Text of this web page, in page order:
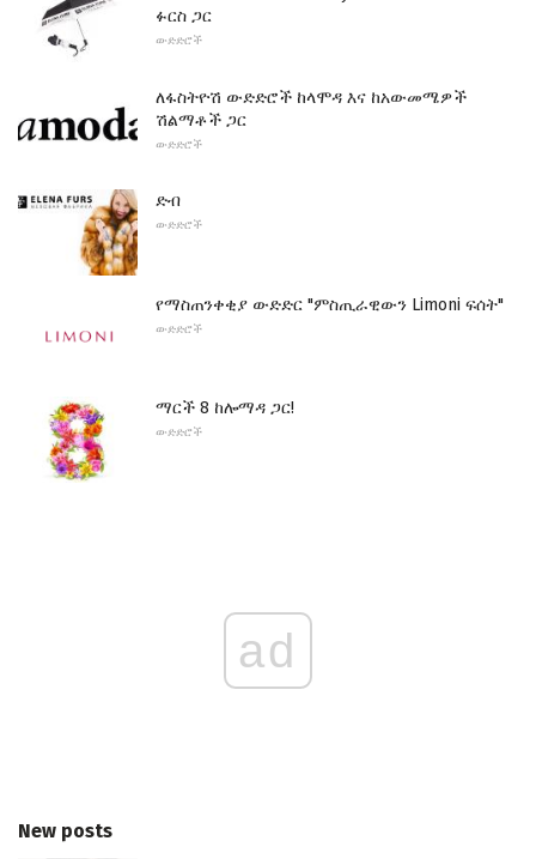
ፉርስ ​​ጋር
ውድድሮች
ለፋስትዮሽ ውድድሮች ከላሞዳ እና ከአውመሜዎች
ሽልማቶች ጋር
ውድድሮች
ድብ
ውድድሮች
የማስጠንቀቂያ ውድድር "ምስጢራዊውን Limoni ፍሰት"
ውድድሮች
ማርች 8 ከሎማዳ ጋር!
ውድድሮች
ad
New posts